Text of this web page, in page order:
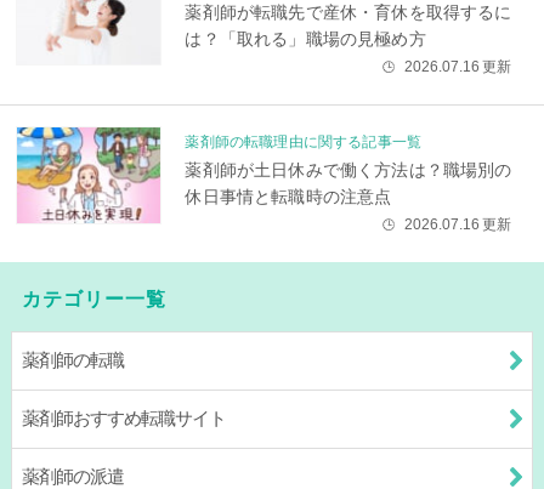
薬剤師が転職先で産休・育休を取得するに
は？「取れる」職場の見極め方
🕒 2026.07.16 更新
薬剤師の転職理由に関する記事一覧
薬剤師が土日休みで働く方法は？職場別の
休日事情と転職時の注意点
🕒 2026.07.16 更新
カテゴリー一覧
薬剤師の転職
薬剤師おすすめ転職サイト
薬剤師の派遣